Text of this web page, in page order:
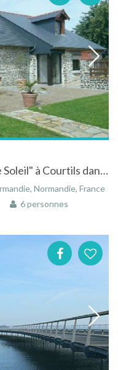
Chambre d'hôtes "Le Rayon De Soleil" à Courtils dans la Manche - Basse-Normandie
Normandie, France
6 personnes